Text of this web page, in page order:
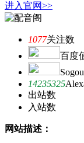
进入官网>>
1077关注数
百度
14235325
出站数
入站数
网站描述：